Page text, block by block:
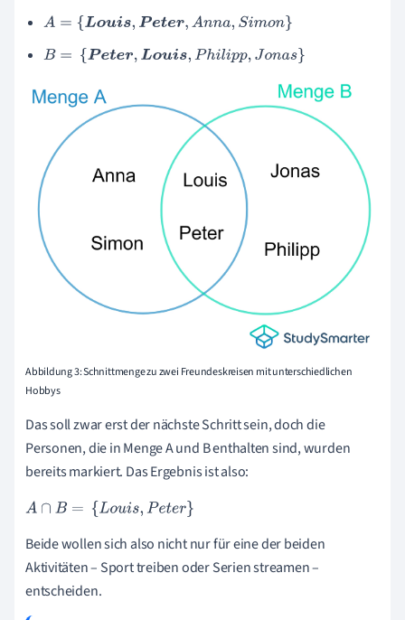
A= {Louis,Peter,Anna,Simon}
B= {P ter,Louis,Philipp,Jonas}
Abbildung 3: Schnittmenge zu zwei Freundeskreisen mit unterschiedlichen
Hobbys
Das soll zwar erst der nächste Schritt sein, doch die
Personen, die in Menge A und B enthalten sind, wurden
bereits markiert. Das Ergebnis ist also:
A∩ B={L ou s,Peter}
Beide wollen sich also nicht nur für eine der beiden
Aktivitäten – Sport treiben oder Serien streamen –
entscheiden.